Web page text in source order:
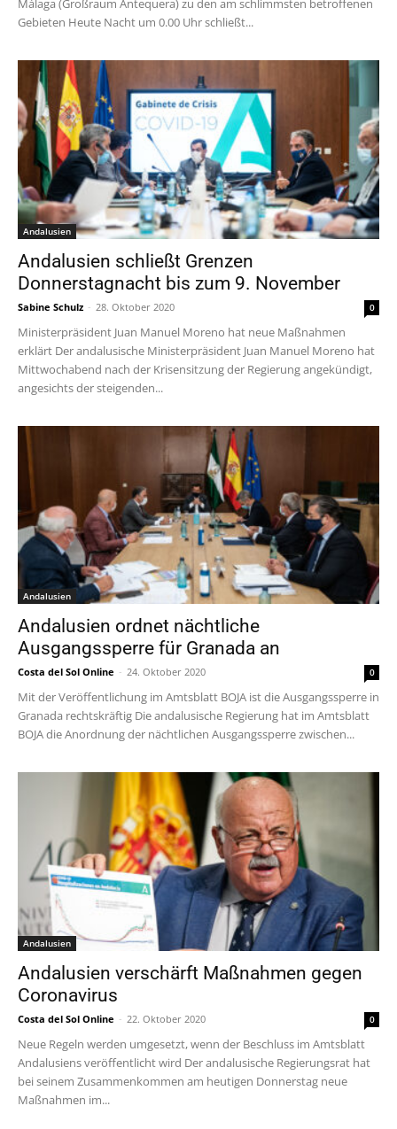
Málaga (Großraum Antequera) zu den am schlimmsten betroffenen
Gebieten Heute Nacht um 0.00 Uhr schließt...
Andalusien
Andalusien schließt Grenzen
Donnerstagnacht bis zum 9. November
Sabine Schulz - 28. Oktober 2020 0
Ministerpräsident Juan Manuel Moreno hat neue Maßnahmen
erklärt Der andalusische Ministerpräsident Juan Manuel Moreno hat
Mittwochabend nach der Krisensitzung der Regierung angekündigt,
angesichts der steigenden...
Andalusien
Andalusien ordnet nächtliche
Ausgangssperre für Granada an
Costa del Sol Online - 24. Oktober 2020 0
Mit der Veröffentlichung im Amtsblatt BOJA ist die Ausgangssperre in
Granada rechtskräftig Die andalusische Regierung hat im Amtsblatt
BOJA die Anordnung der nächtlichen Ausgangssperre zwischen...
Andalusien
Andalusien verschärft Maßnahmen gegen
Coronavirus
Costa del Sol Online - 22. Oktober 2020 0
Neue Regeln werden umgesetzt, wenn der Beschluss im Amtsblatt
Andalusiens veröffentlicht wird Der andalusische Regierungsrat hat
bei seinem Zusammenkommen am heutigen Donnerstag neue
Maßnahmen im...